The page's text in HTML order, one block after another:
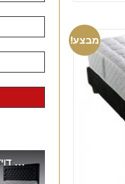
מבצע!